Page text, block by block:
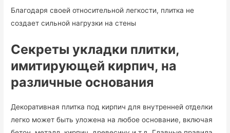
Благодаря своей относительной легкости, плитка не
создает сильной нагрузки на стены
Секреты укладки плитки,
имитирующей кирпич, на
различные основания
Декоративная плитка под кирпич для внутренней отделки
легко может быть уложена на любое основание, включая